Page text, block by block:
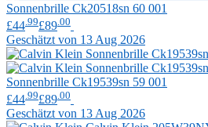
Sonnenbrille Ck20518sn 60 001
£44 .99£89 .00
Geschätzt von 13 Aug 2026
Sonnenbrille Ck19539sn 59 001
£44 .99£89 .00
Geschätzt von 13 Aug 2026